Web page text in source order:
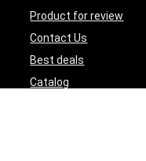
Product for review
Contact Us
Best deals
Catalog